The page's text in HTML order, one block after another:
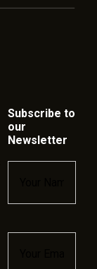
Subscribe to
our
Newsletter